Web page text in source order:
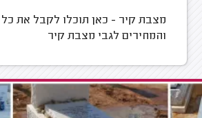
מצבת קיר - כאן תוכלו לקבל את
והמחירים לגבי מצבת קיר